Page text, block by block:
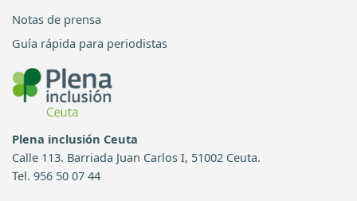
Notas de prensa
Guía rápida para periodistas
Plena inclusión Ceuta
Calle 113. Barriada Juan Carlos I, 51002 Ceuta.
Tel. 956 50 07 44